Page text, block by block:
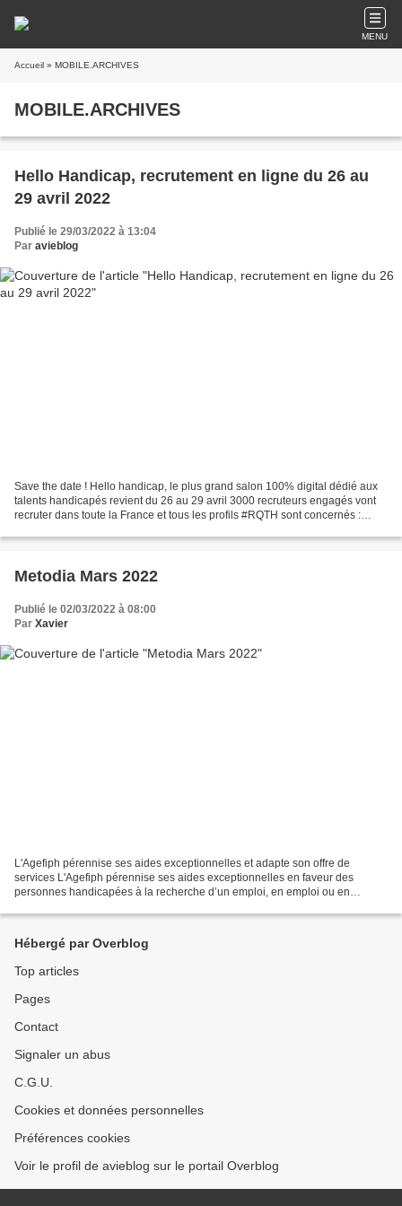
MENU
Accueil » MOBILE.ARCHIVES
MOBILE.ARCHIVES
Hello Handicap, recrutement en ligne du 26 au
29 avril 2022
Publié le 29/03/2022 à 13:04
Par avieblog
Save the date ! Hello handicap, le plus grand salon 100% digital dédié aux
talents handicapés revient du 26 au 29 avril 3000 recruteurs engagés vont
recruter dans toute la France et tous les profils #RQTH sont concernés :
Metodia Mars 2022
Publié le 02/03/2022 à 08:00
Par Xavier
L'Agefiph pérennise ses aides exceptionnelles et adapte son offre de
services L'Agefiph pérennise ses aides exceptionnelles en faveur des
personnes handicapées à la recherche d’un emploi, en emploi ou en
Hébergé par Overblog
Top articles
Pages
Contact
Signaler un abus
C.G.U.
Cookies et données personnelles
Préférences cookies
Voir le profil de avieblog sur le portail Overblog